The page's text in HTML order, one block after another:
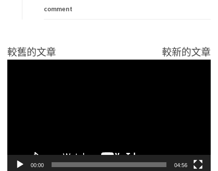
comment
文
較舊的文章 較新的文章
訊
00:00 04:56